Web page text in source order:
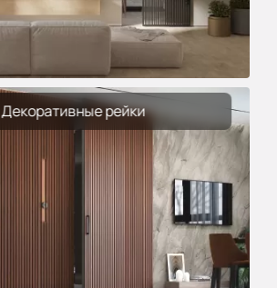
Декоративные рейки